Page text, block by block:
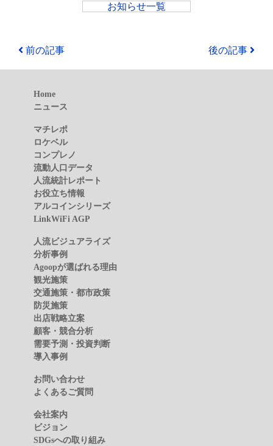
お知らせ一覧
前の記事 後の記事
Home
ニュース
マチレポ
ロケベル
コンプレノ
流動人口データ
人流統計レポート
お役立ち情報
アルコインシリーズ
LinkWiFi AGP
人流ビジュアライズ
分析事例
Agoopが選ばれる理由
観光施策
交通施策・都市政策
防災施策
出店戦略立案
顧客・競合分析
需要予測・投資判断
導入事例
お問い合わせ
よくあるご質問
会社案内
ビジョン
SDGsへの取り組み